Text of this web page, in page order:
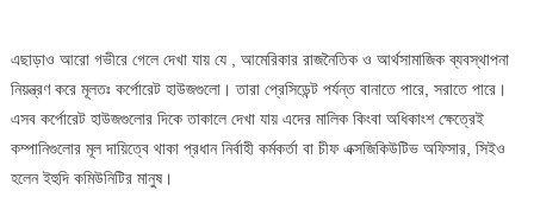
এছাড়াও আরো গভীরে গেলে দেখা যায় যে , আমেরিকার রাজনৈতিক ও আর্থসামাজিক ব্যবস্থাপনা
নিয়ন্ত্রণ করে মূলতঃ কর্পোরেট হাউজগুলো। তারা প্রেসিডেন্ট পর্যন্ত বানাতে পারে, সরাতে পারে।
এসব কর্পোরেট হাউজগুলোর দিকে তাকালে দেখা যায় এদের মালিক কিংবা অধিকাংশ ক্ষেত্রেই
কম্পানিগুলোর মূল দায়িত্বে থাকা প্রধান নির্বাহী কর্মকর্তা বা চীফ এক্সজিকিউটিভ অফিসার, সিইও
হলেন ইহুদি কমিউনিটির মানুষ।